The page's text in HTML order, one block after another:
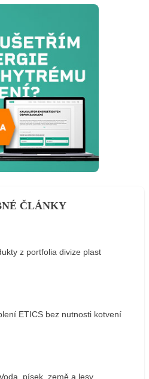
ČLÁNKY
z portfolia divize plast
ETICS bez nutnosti kotvení
písek, země a lesy